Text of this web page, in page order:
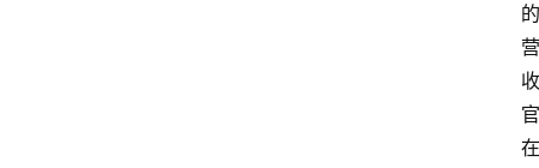
的
营
收
官
在